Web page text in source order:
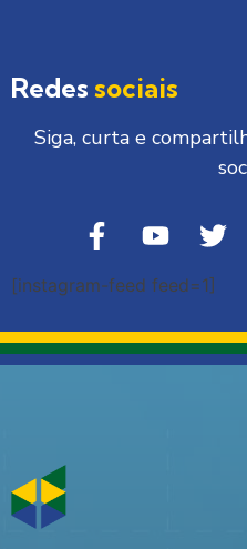
Redes sociais
Siga, curta e
[instagram-feed feed=1]